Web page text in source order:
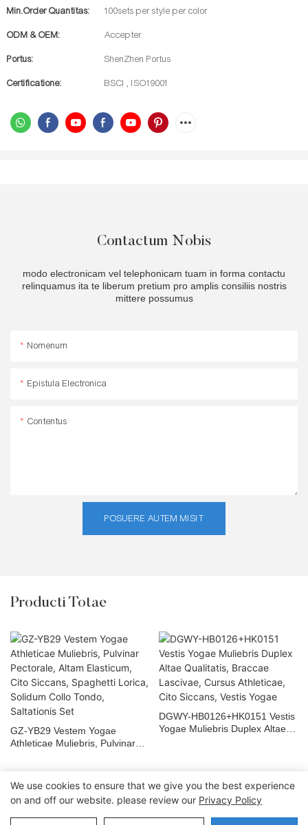
Min.Order Quantitas:
100sets per style per color
ODM & OEM: Accepter
Portus: ShenZhen Portus
Certificatione: BSCI , ISO19001
Contactum Nobis
modo electronicam vel telephonicam tuam in forma contactu
relinquamus ita te liberum pretium pro amplis consiliis nostris
mittere possumus
Nomenum
Epistula Electronica
Contentus
POSUERE AUTEM MISIT
Producti Totae
GZ-YB29 Vestem Yogae
Athleticae Muliebris, Pulvinar
Solidum Collo Tondo,
Saltationis Set
DGWY-HB0126+HK0151 Vestis
Yogae Muliebris Duplex Altae
Copyright © 2026 Dongguan Lanteng Sports Products Co., Ltd. |
We use cookies to ensure that we give you the best experience
on and off our website. please review our Privacy Policy